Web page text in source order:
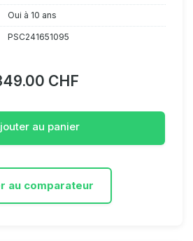
Oui à 10 ans
PSC241651095
CHF
au panier
au comparateur